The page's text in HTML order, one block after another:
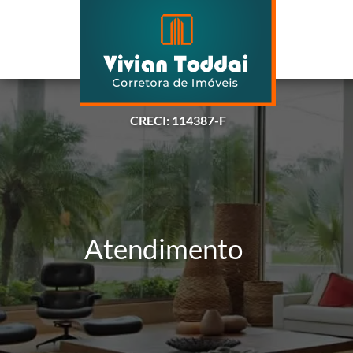
CRECI: 114387-F
Atendimento